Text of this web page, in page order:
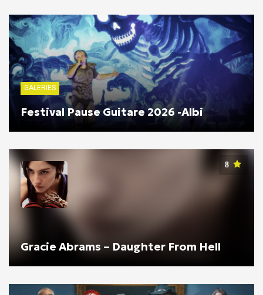
GALERIES
Festival Pause Guitare 2026 -Albi
8
Gracie Abrams – Daughter From Hell